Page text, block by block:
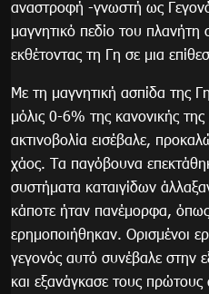
αναστροφή -γνωστή ως
μαγνητικό πεδίο του πλανήτη
εκθέτοντας τη Γη σε μια
Με τη μαγνητική ασπίδα της
μόλις 0-6% της κανονικής
ακτινοβολία εισέβαλε,
χάος. Τα παγόβουνα
συστήματα καταιγίδων
κάποτε ήταν πανέμορφα,
ερημοποιήθηκαν. Ορισμένοι
γεγονός αυτό συνέβαλε στην
και εξανάγκασε τους